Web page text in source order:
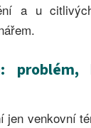
a u
jen venkovní